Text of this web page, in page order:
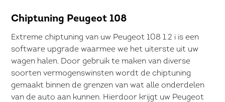
Chiptuning Peugeot 108
Extreme chiptuning van uw Peugeot 108 1.2 i is een
software upgrade waarmee we het uiterste uit uw
wagen halen. Door gebruik te maken van diverse
soorten vermogenswinsten wordt de chiptuning
gemaakt binnen de grenzen van wat alle onderdelen
van de auto aan kunnen. Hierdoor krijgt uw Peugeot